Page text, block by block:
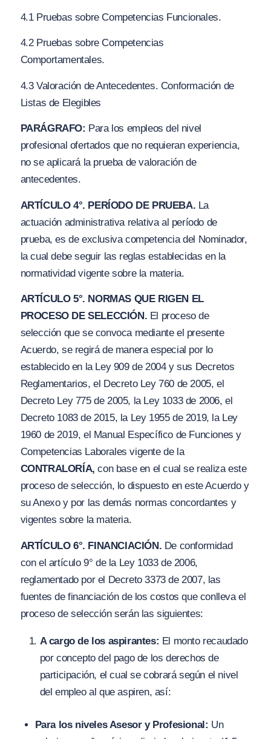
4.1 Pruebas sobre Competencias Funcionales.
4.2 Pruebas sobre Competencias
Comportamentales.
4.3 Valoración de Antecedentes. Conformación de
Listas de Elegibles
PARÁGRAFO: Para los empleos del nivel
profesional ofertados que no requieran experiencia,
no se aplicará la prueba de valoración de
antecedentes.
ARTÍCULO 4°. PERÍODO DE PRUEBA. La
actuación administrativa relativa al período de
prueba, es de exclusiva competencia del Nominador,
la cual debe seguir las reglas establecidas en la
normatividad vigente sobre la materia.
ARTÍCULO 5°. NORMAS QUE RIGEN EL
PROCESO DE SELECCIÓN. El proceso de
selección que se convoca mediante el presente
Acuerdo, se regirá de manera especial por lo
establecido en la Ley 909 de 2004 y sus Decretos
Reglamentarios, el Decreto Ley 760 de 2005, el
Decreto Ley 775 de 2005, la Ley 1033 de 2006, el
Decreto 1083 de 2015, la Ley 1955 de 2019, la Ley
1960 de 2019, el Manual Específico de Funciones y
Competencias Laborales vigente de la
CONTRALORÍA,con base en el cual se realiza este
proceso de selección, lo dispuesto en este Acuerdo y
su Anexo y por las demás normas concordantes y
vigentes sobre la materia.
ARTÍCULO 6°. FINANCIACIÓN. De conformidad
con el artículo 9° de la Ley 1033 de 2006,
reglamentado por el Decreto 3373 de 2007, las
fuentes de financiación de los costos que conlleva el
proceso de selección serán las siguientes:
A cargo de los aspirantes: El monto recaudado
por concepto del pago de los derechos de
participación, el cual se cobrará según el nivel
del empleo al que aspiren, así:
Para los niveles Asesor y Profesional: Un